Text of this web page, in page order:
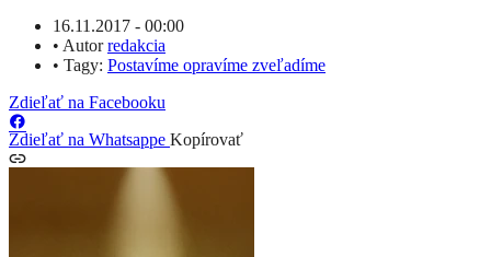
16.11.2017 - 00:00
• Autorredakcia
• Tagy: Postavíme opravíme zveľadíme
Zdieľať na Facebooku
Zdieľať na Whatsappe Kopírovať